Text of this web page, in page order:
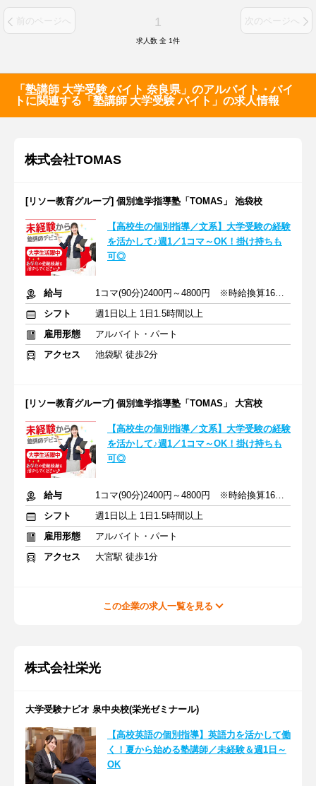
前のページへ 1 次のページへ
求人数 全 1件
「塾講師 大学受験 バイト 奈良県」のアルバイト・バイ
トに関連する「塾講師 大学受験 バイト」の求人情報
株式会社TOMAS
[リソー教育グループ] 個別進学指導塾「TOMAS」 池袋校
【高校生の個別指導／文系】大学受験の経験
を活かして♪週1／1コマ～OK！掛け持ちも
可◎
給与
1コマ(90分)2400円～4800円 ※時給換算1600円～3200円
シフト
週1日以上 1日1.5時間以上
雇用形態
アルバイト・パート
アクセス
池袋駅 徒歩2分
[リソー教育グループ] 個別進学指導塾「TOMAS」 大宮校
【高校生の個別指導／文系】大学受験の経験
を活かして♪週1／1コマ～OK！掛け持ちも
可◎
給与
1コマ(90分)2400円～4800円 ※時給換算1600円～3200円
シフト
週1日以上 1日1.5時間以上
雇用形態
アルバイト・パート
アクセス
大宮駅 徒歩1分
この企業の求人一覧を見る
株式会社栄光
大学受験ナビオ 泉中央校(栄光ゼミナール)
【高校英語の個別指導】英語力を活かして働
く！夏から始める塾講師／未経験＆週1日～
OK